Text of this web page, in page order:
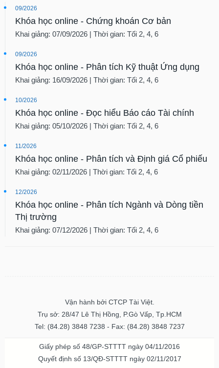
09/2026
Khóa học online - Chứng khoán Cơ bản
Khai giảng: 07/09/2026 | Thời gian: Tối 2, 4, 6
09/2026
Khóa học online - Phân tích Kỹ thuật Ứng dụng
Khai giảng: 16/09/2026 | Thời gian: Tối 2, 4, 6
10/2026
Khóa học online - Đọc hiểu Báo cáo Tài chính
Khai giảng: 05/10/2026 | Thời gian: Tối 2, 4, 6
11/2026
Khóa học online - Phân tích và Định giá Cổ phiếu
Khai giảng: 02/11/2026 | Thời gian: Tối 2, 4, 6
12/2026
Khóa học online - Phân tích Ngành và Dòng tiền
Thị trường
Khai giảng: 07/12/2026 | Thời gian: Tối 2, 4, 6
Vận hành bởi CTCP Tài Việt.
Trụ sở: 28/47 Lê Thị Hồng, P.Gò Vấp, Tp.HCM
Tel: (84.28) 3848 7238 - Fax: (84.28) 3848 7237
Giấy phép số 48/GP-STTTT ngày 04/11/2016
Quyết định số 13/QĐ-STTTT ngày 02/11/2017